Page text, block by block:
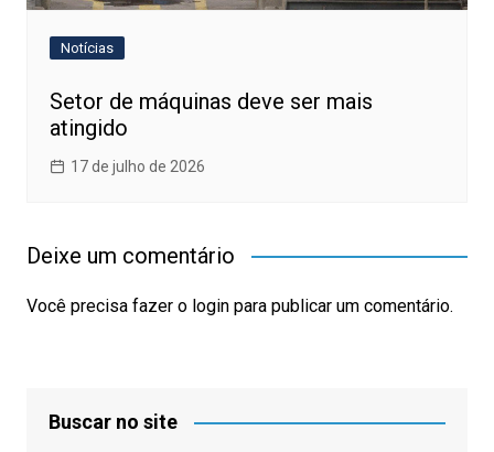
Notícias
Setor de máquinas deve ser mais
atingido
17 de julho de 2026
Deixe um comentário
Você precisa fazer o loginpara publicar um comentário.
Buscar no site